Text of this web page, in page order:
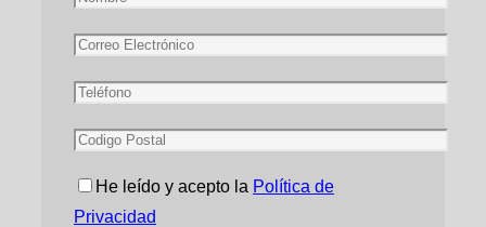
He leído y acepto la Política de
Privacidad